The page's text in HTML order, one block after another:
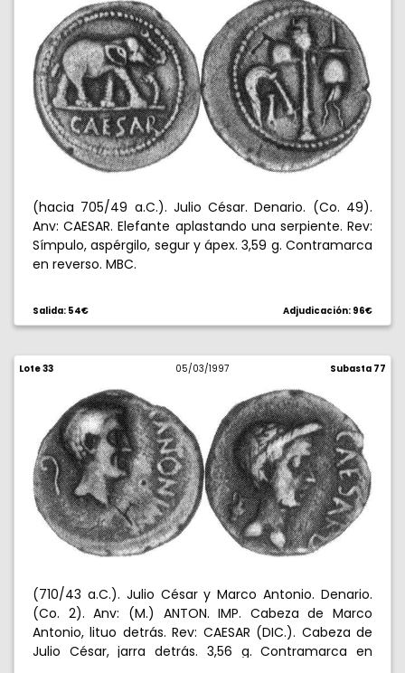
(hacia 705/49 a.C.). Julio César. Denario. (Co. 49).
Anv: CAESAR. Elefante aplastando una serpiente. Rev:
Símpulo, aspérgilo, segur y ápex. 3,59 g. Contramarca
en reverso. MBC.
Salida: 54€ Adjudicación: 96€
Lote 33 05/03/1997 Subasta 77
(710/43 a.C.). Julio César y Marco Antonio. Denario.
(Co. 2). Anv: (M.) ANTON. IMP. Cabeza de Marco
Antonio, lituo detrás. Rev: CAESAR (DIC.). Cabeza de
Julio César, jarra detrás. 3,56 g. Contramarca en